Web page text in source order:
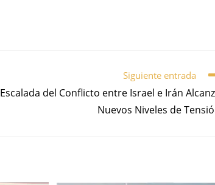
Siguiente entrada
Escalada del Conflicto entre Israel e Irán
Nuevos Niveles de